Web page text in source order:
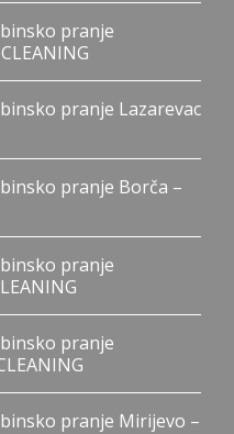
pranje
pranje Lazarevac
pranje Borča –
pranje
pranje
pranje Mirijevo –